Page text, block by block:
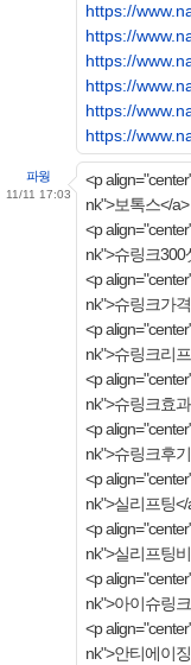
https://
https://
https://
https://
https://
https://
파웡
11/11 17:03
<p
nk">보톡스</
<p
nk">슈링크300
<p
nk">슈링크가
<p
nk">슈링크리
<p
nk">슈링크효
<p
nk">슈링크후
<p
nk">실리프팅
<p
nk">실리프팅
<p
nk">아이슈링
<p
nk">안티에이